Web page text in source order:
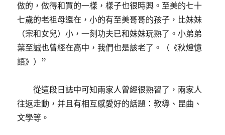
做的，做得和買的一樣，樣子也很時興。至美的七十
七歲的老祖母還在，小的有至美哥哥的孩子，比妹妹
（宗和女兒）小，一刻功夫已和妹妹玩熟了。小弟弟
葉至誠也曾經在高中，我們也是該老了。（《秋燈憶
語》）”
從這段日誌中可知兩家人曾經很熟習了，兩家人
往返走動，并且有相互感愛好的話題：教導、昆曲、
文學等。